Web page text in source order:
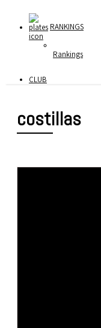
RANKINGS
Rankings
CLUB
costillas